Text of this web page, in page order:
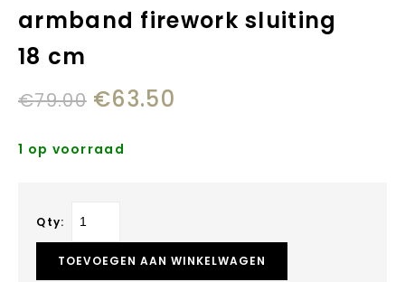
armband firework sluiting
18 cm
€79.00 €63.50
1 op voorraad
Qty:
TOEVOEGEN AAN WINKELWAGEN